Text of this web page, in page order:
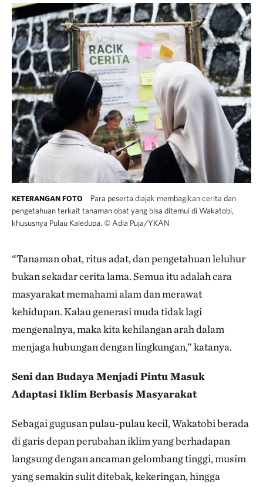
KETERANGAN FOTO
Para peserta diajak membagikan cerita dan
pengetahuan terkait tanaman obat yang bisa ditemui di Wakatobi,
khususnya Pulau Kaledupa. © Adia Puja/YKAN
“Tanaman obat, ritus adat, dan pengetahuan leluhur
bukan sekadar cerita lama. Semua itu adalah cara
masyarakat memahami alam dan merawat
kehidupan. Kalau generasi muda tidak lagi
mengenalnya, maka kita kehilangan arah dalam
menjaga hubungan dengan lingkungan,” katanya.
Seni dan Budaya Menjadi Pintu Masuk
Adaptasi Iklim Berbasis Masyarakat
Sebagai gugusan pulau-pulau kecil, Wakatobi berada
di garis depan perubahan iklim yang berhadapan
langsung dengan ancaman gelombang tinggi, musim
yang semakin sulit ditebak, kekeringan, hingga